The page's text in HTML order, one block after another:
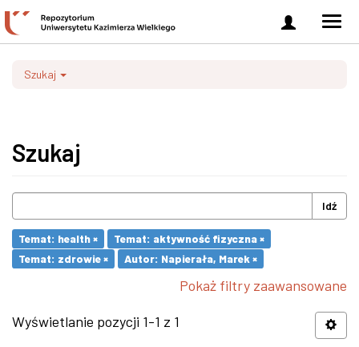
Zaloguj
się
Szukaj
Szukaj
Idź
Temat: health ×
Temat: aktywność fizyczna ×
Temat: zdrowie ×
Autor: Napierała, Marek ×
Pokaż filtry zaawansowane
Wyświetlanie pozycji 1-1 z 1